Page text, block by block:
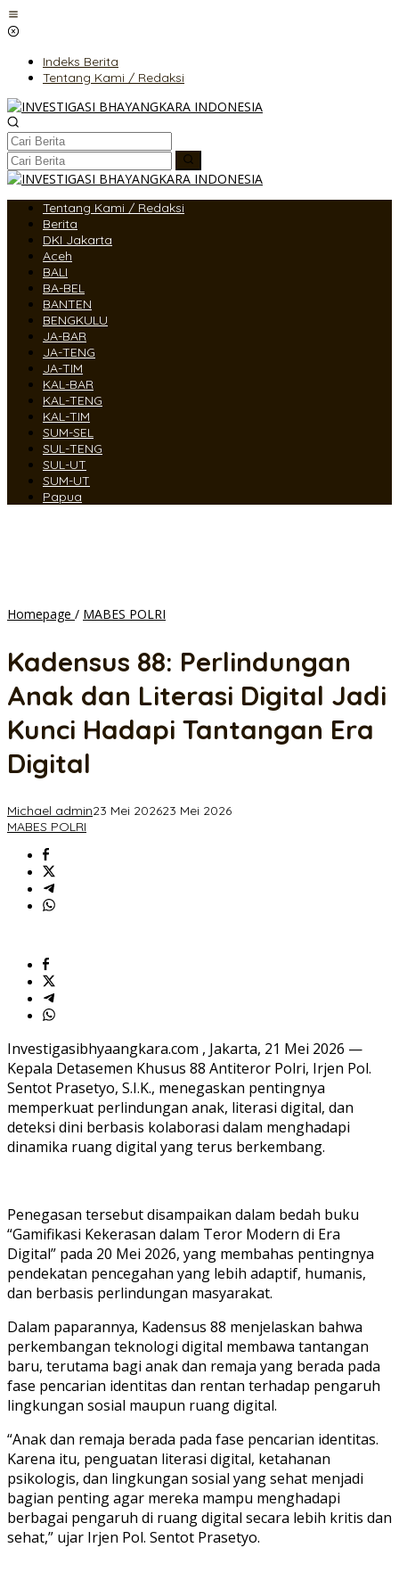
Lewati
ke
Indeks Berita
Tentang Kami / Redaksi
Tentang Kami / Redaksi
Berita
DKI Jakarta
Aceh
BALI
BA-BEL
BANTEN
BENGKULU
JA-BAR
JA-TENG
JA-TIM
KAL-BAR
KAL-TENG
KAL-TIM
SUM-SEL
SUL-TENG
SUL-UT
SUM-UT
Papua
Homepage / MABES POLRI
Anak
Literasi
Jadi
Digital
Kadensus 88: Perlindungan
Anak dan Literasi Digital Jadi
Kunci Hadapi Tantangan Era
Digital
Michael admin23 Mei 202623 Mei 2026
MABES POLRI
Investigasibhyaangkara.com , Jakarta, 21 Mei 2026 —
Kepala Detasemen Khusus 88 Antiteror Polri, Irjen Pol.
Sentot Prasetyo, S.I.K., menegaskan pentingnya
memperkuat perlindungan anak, literasi digital, dan
deteksi dini berbasis kolaborasi dalam menghadapi
dinamika ruang digital yang terus berkembang.
Penegasan tersebut disampaikan dalam bedah buku
“Gamifikasi Kekerasan dalam Teror Modern di Era
Digital” pada 20 Mei 2026, yang membahas pentingnya
pendekatan pencegahan yang lebih adaptif, humanis,
dan berbasis perlindungan masyarakat.
Dalam paparannya, Kadensus 88 menjelaskan bahwa
perkembangan teknologi digital membawa tantangan
baru, terutama bagi anak dan remaja yang berada pada
fase pencarian identitas dan rentan terhadap pengaruh
lingkungan sosial maupun ruang digital.
“Anak dan remaja berada pada fase pencarian identitas.
Karena itu, penguatan literasi digital, ketahanan
psikologis, dan lingkungan sosial yang sehat menjadi
bagian penting agar mereka mampu menghadapi
berbagai pengaruh di ruang digital secara lebih kritis dan
sehat,” ujar Irjen Pol. Sentot Prasetyo.